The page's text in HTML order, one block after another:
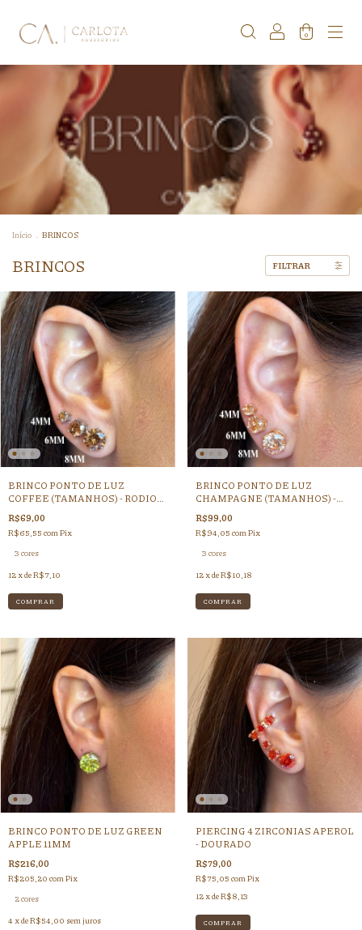
0
Início . BRINCOS
BRINCOS FILTRAR
BRINCO PONTO DE LUZ
COFFEE (TAMANHOS) - RODIO
BRANCO
R$69,00
R$65,55 com Pix
3 cores
12 x deR$7,10
COMPRAR
BRINCO PONTO DE LUZ
CHAMPAGNE (TAMANHOS) -
DOURADO
R$99,00
R$94,05 com Pix
3 cores
12 x deR$10,18
COMPRAR
BRINCO PONTO DE LUZ GREEN
APPLE 11MM
R$216,00
R$205,20 comPix
2 cores
4 x deR$54,00 sem juros
PIERCING 4 ZIRCONIAS APEROL
- DOURADO
R$79,00
R$75,05 comPix
12 x deR$8,13